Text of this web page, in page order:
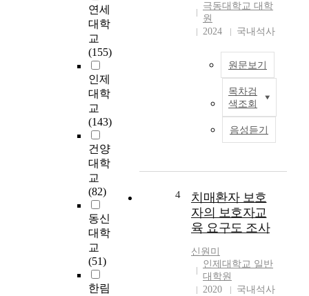
연세
대학
교
(155)
인제
대학
교
(143)
건양
대학
교
(82)
동신
대학
교
(51)
한림
여
극동대학교 대학
원
2024
국내석사
원문보기
목차검
색조회
음성듣기
4
치매환자 보호
자의 보호자교
육 요구도 조사
신원미
인제대학교 일반
대학원
2020
국내석사